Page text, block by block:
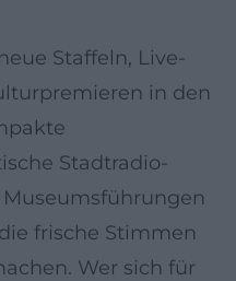
Staffeln, Live-
in den
Stadtradio-
frische Stimmen
Wer sich für